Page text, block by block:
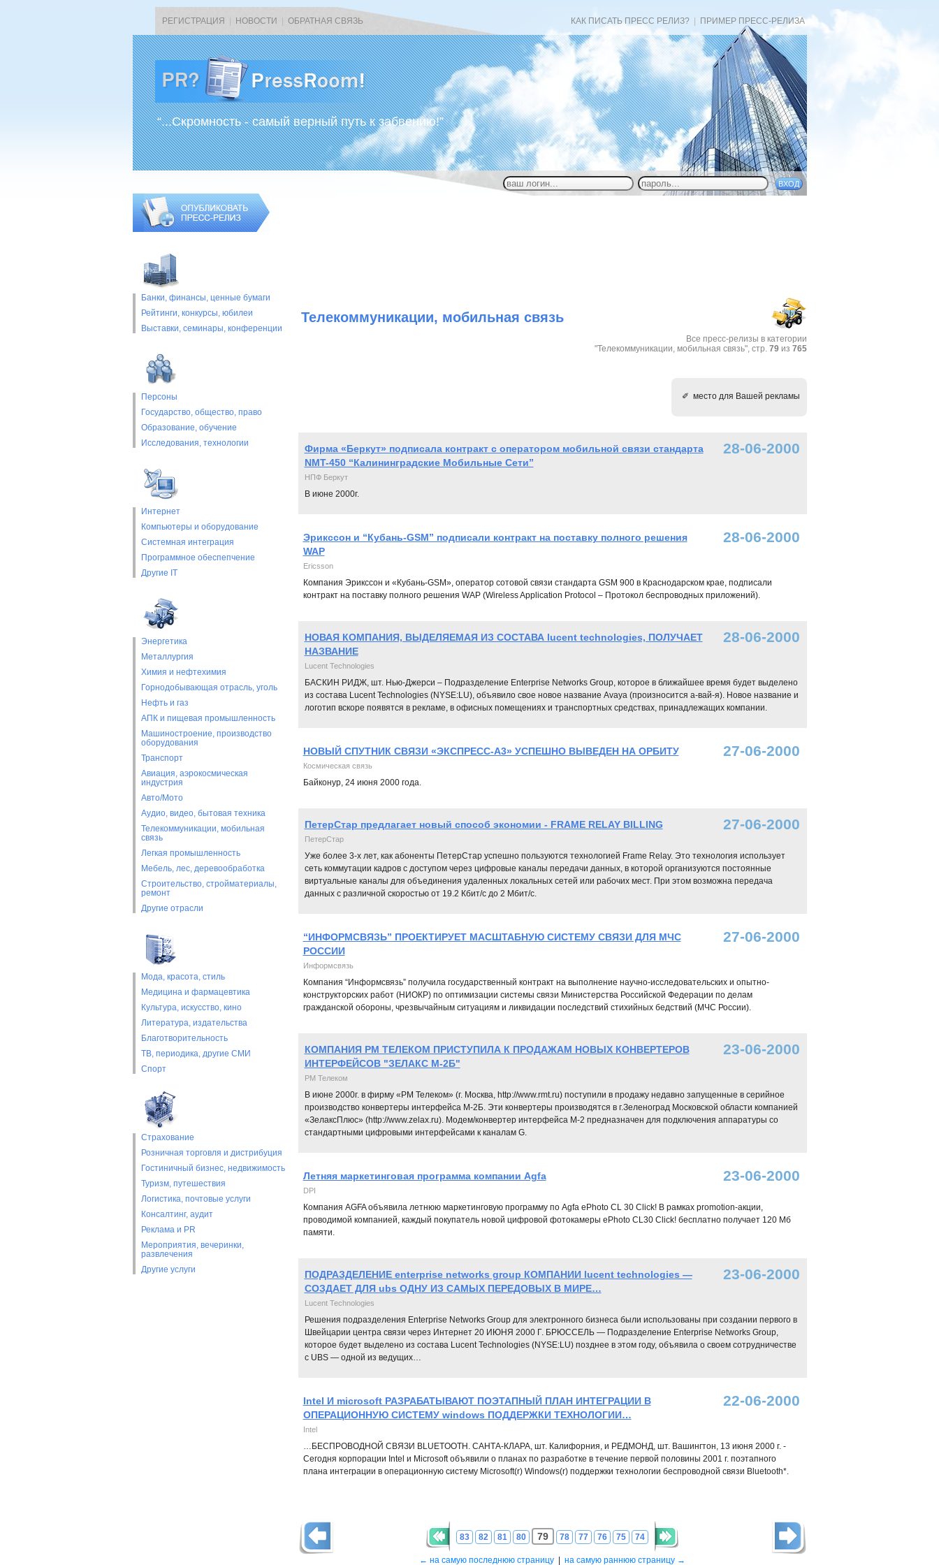
РЕГИСТРАЦИЯ НОВОСТИ ОБРАТНАЯ СВЯЗЬ КАК ПИСАТЬ ПРЕСС РЕЛИЗ? ПРИМЕР ПРЕСС-РЕЛИЗА
“...Скромность - самый верный путь к забвению!”
Банки, финансы, ценные бумаги
Рейтинги, конкурсы, юбилеи
Выставки, cеминары, конференции
Персоны
Государство, общество, право
Образование, обучение
Исследования, технологии
Интернет
Компьютеры и оборудование
Системная интеграция
Программное обеспепчение
Другие IT
Энергетика
Металлургия
Химия и нефтехимия
Горнодобывающая отрасль, уголь
Нефть и газ
АПК и пищевая промышленность
Машиностроение, производство
оборудования
Транспорт
Авиация, аэрокосмическая
индустрия
Авто/Мото
Аудио, видео, бытовая техника
Телекоммуникации, мобильная
связь
Легкая промышленность
Мебель, лес, деревообработка
Строительство, стройматериалы,
ремонт
Другие отрасли
Мода, красота, стиль
Медицина и фармацевтика
Культура, искусство, кино
Литература, издательства
Благотворительность
ТВ, периодика, другие СМИ
Спорт
Страхование
Розничная торговля и дистрибуция
Гостиничный бизнес, недвижимость
Туризм, путешествия
Логистика, почтовые услуги
Консалтинг, аудит
Реклама и PR
Мероприятия, вечеринки,
развлечения
Другие услуги
Телекоммуникации, мобильная связь
Все пресс-релизы в категории
"Телекоммуникации, мобильная связь", стр. 79из 765
✐ место для Вашей рекламы
Фирма «Беркут» подписала контракт с оператором мобильной связи стандарта
NMT-450 “Калининградские Мобильные Сети”
28-06-2000
НПФ Беркут
В июне 2000г.
Эрикссон и “Кубань-GSM” подписали контракт на поставку полного решения
WAP
28-06-2000
Ericsson
Компания Эрикссон и «Кубань-GSM», оператор сотовой связи стандарта GSM 900 в Краснодарском крае, подписали
контракт на поставку полного решения WAP (Wireless Application Protocol – Протокол беспроводных приложений).
НОВАЯ КОМПАНИЯ, ВЫДЕЛЯЕМАЯ ИЗ СОСТАВА lucent technologies, ПОЛУЧАЕТ
НАЗВАНИЕ
28-06-2000
Lucent Technologies
БАСКИН РИДЖ, шт. Нью-Джерси – Подразделение Enterprise Networks Group, которое в ближайшее время будет выделено
из состава Lucent Technologies (NYSE:LU), объявило свое новое название Avaya (произносится а-вай-я). Новое название и
логотип вскоре появятся в рекламе, в офисных помещениях и транспортных средствах, принадлежащих компании.
НОВЫЙ СПУТНИК СВЯЗИ «ЭКСПРЕСС-А3» УСПЕШНО ВЫВЕДЕН НА ОРБИТУ 27-06-2000
Космическая связь
Байконур, 24 июня 2000 года.
ПетерСтар предлагает новый способ экономии - FRAME RELAY BILLING 27-06-2000
ПетерСтар
Уже более 3-х лет, как абоненты ПетерСтар успешно пользуются технологией Frame Relay. Это технология использует
сеть коммутации кадров с доступом через цифровые каналы передачи данных, в которой организуются постоянные
виртуальные каналы для объединения удаленных локальных сетей или рабочих мест. При этом возможна передача
данных с различной скоростью от 19.2 Кбит/с до 2 Мбит/с.
“ИНФОРМСВЯЗЬ” ПРОЕКТИРУЕТ МАСШТАБНУЮ СИСТЕМУ СВЯЗИ ДЛЯ МЧС
РОССИИ
27-06-2000
Информсвязь
Компания “Информсвязь” получила государственный контракт на выполнение научно-исследовательских и опытно-
конструкторских работ (НИОКР) по оптимизации системы связи Министерства Российской Федерации по делам
гражданской обороны, чрезвычайным ситуациям и ликвидации последствий стихийных бедствий (МЧС России).
КОМПАНИЯ РМ ТЕЛЕКОМ ПРИСТУПИЛА К ПРОДАЖАМ НОВЫХ КОНВЕРТЕРОВ
ИНТЕРФЕЙСОВ "ЗЕЛАКС М-2Б"
23-06-2000
РМ Телеком
В июне 2000г. в фирму «РМ Телеком» (г. Москва, http://www.rmt.ru) поступили в продажу недавно запущенные в серийное
производство конвертеры интерфейса М-2Б. Эти конвертеры производятся в г.Зеленоград Московской области компанией
«ЗелаксПлюс» (http://www.zelax.ru). Модем/конвертер интерфейса М-2 предназначен для подключения аппаратуры со
стандартными цифровыми интерфейсами к каналам G.
Летняя маркетинговая программа компании Agfa 23-06-2000
DPI
Компания AGFA объявила летнюю маркетинговую программу по Agfa ePhoto CL 30 Click! В рамках promotion-акции,
проводимой компанией, каждый покупатель новой цифровой фотокамеры ePhoto CL30 Click! бесплатно получает 120 Mб
памяти.
ПОДРАЗДЕЛЕНИЕ enterprise networks group КОМПАНИИ lucent technologies —
СОЗДАЕТ ДЛЯ ubs ОДНУ ИЗ САМЫХ ПЕРЕДОВЫХ В МИРЕ…
23-06-2000
Lucent Technologies
Решения подразделения Enterprise Networks Group для электронного бизнеса были использованы при создании первого в
Швейцарии центра связи через Интернет 20 ИЮНЯ 2000 Г. БРЮССЕЛЬ — Подразделение Enterprise Networks Group,
которое будет выделено из состава Lucent Technologies (NYSE:LU) позднее в этом году, объявила о своем сотрудничестве
с UBS — одной из ведущих…
Intel И microsoft РАЗРАБАТЫВАЮТ ПОЭТАПНЫЙ ПЛАН ИНТЕГРАЦИИ В
ОПЕРАЦИОННУЮ СИСТЕМУ windows ПОДДЕРЖКИ ТЕХНОЛОГИИ…
22-06-2000
Intel
…БЕСПРОВОДНОЙ СВЯЗИ BLUETOOTH. САНТА-КЛАРА, шт. Калифорния, и РЕДМОНД, шт. Вашингтон, 13 июня 2000 г. -
Сегодня корпорации Intel и Microsoft объявили о планах по разработке в течение первой половины 2001 г. поэтапного
плана интеграции в операционную систему Microsoft(r) Windows(r) поддержки технологии беспроводной связи Bluetooth*.
83 82 81 80 79 78 77 76 75 74
← на самую последнюю страницу на самую раннюю страницу →